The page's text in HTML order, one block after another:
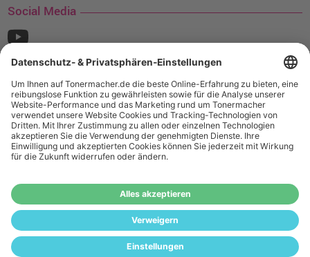
Social Media
¹ Nur gültig für den Versand innerhalb Deutschlands. Befindet sich ein Warenwert
von mindestens 35€ (inkl. Mwst.) an Ampertec Artikeln in Ihrem Warenkorb, ist der
Versand für Sie kostenfrei.
Das Angebot von tonermacher.de richtet sich
nicht an Wiederverkäufer. Wenn Sie Wiederverkäufer sind,
registrieren Sie sich bitte in unserem Händler-Portal